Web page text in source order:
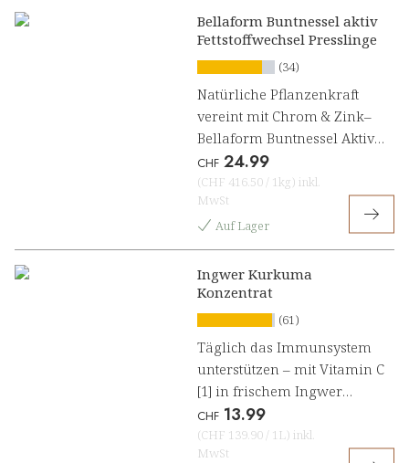
Bellaform Buntnessel aktiv
Fettstoffwechsel Presslinge
(34)
Natürliche Pflanzenkraft
vereint mit Chrom & Zink–
Bellaform Buntnessel Aktiv
Fettstoffwechsel[1]
CHF 24.99
(CHF 416.50 / 1kg) inkl.
MwSt
Auf Lager
Ingwer Kurkuma
Konzentrat
(61)
Täglich das Immunsystem
unterstützen – mit Vitamin C
[1] in frischem Ingwer
Kurkuma Konzentrat
CHF 13.99
(CHF 139.90 / 1L) inkl.
MwSt